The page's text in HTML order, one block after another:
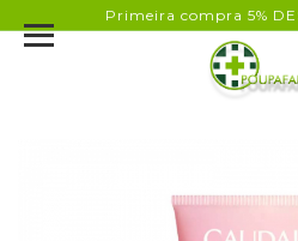
Primeira compra 5%